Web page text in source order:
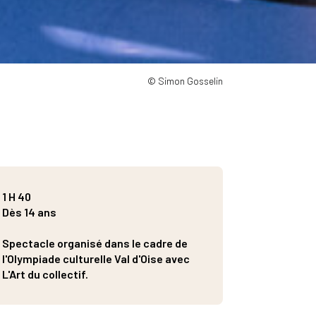
© Simon Gosselin
1 H 40
Dès 14 ans
Spectacle organisé dans le cadre de
l'Olympiade culturelle Val d'Oise avec
L'Art du collectif.